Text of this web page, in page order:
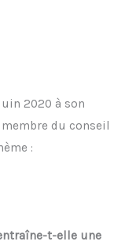
2020 à son
du conseil
:
t-elle une